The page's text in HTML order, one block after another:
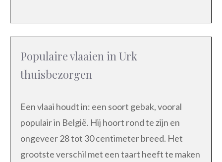
Populaire vlaaien in Urk
thuisbezorgen
Een vlaai houdt in: een soort gebak, vooral
populair in België. Hij hoort rond te zijn en
ongeveer 28 tot 30 centimeter breed. Het
grootste verschil met een taart heeft te maken